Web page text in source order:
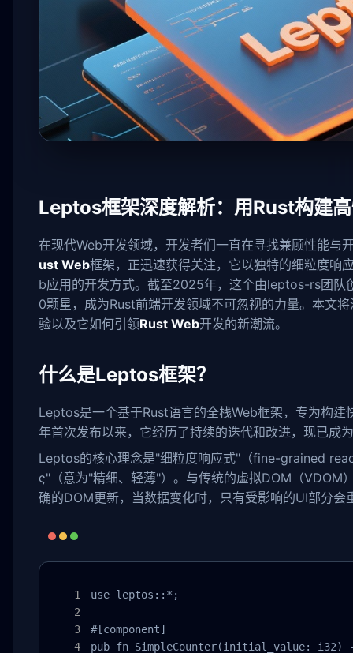
Leptos框架深度解析：用Rust构建
在现代Web开发领域，开发者们一直在寻找兼顾性能与
ust Web框架，正迅速获得关注，它以独特的细粒度响
b应用的开发方式。截至2025年，这个由leptos-rs团队
0颗星，成为Rust前端开发领域不可忽视的力量。本文
验以及它如何引领Rust Web开发的新潮流。
什么是Leptos框架？
Leptos是一个基于Rust语言的全栈Web框架，专为构
年首次发布以来，它经历了持续的迭代和改进，现已成为
Leptos的核心理念是"细粒度响应式"（fine-grained
ς"（意为"精细、轻薄"）。与传统的虚拟DOM（VDOM
确的DOM更新，当数据变化时，只有受影响的UI部分
use leptos::*;
#[component]
pub fn SimpleCounter(initial_value: i32)